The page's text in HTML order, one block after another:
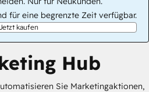
für eine begrenzte Zeit verfügbar.
kaufen
Hub
Sie Marketingaktionen,